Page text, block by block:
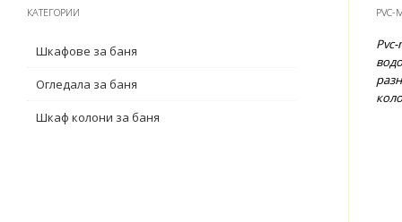
КАТЕГОРИИ
Шкафове за баня
Огледала за баня
Шкаф колони за баня
PVC-